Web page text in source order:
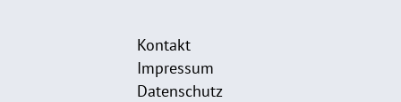
Kontakt
Impressum
Datenschutz